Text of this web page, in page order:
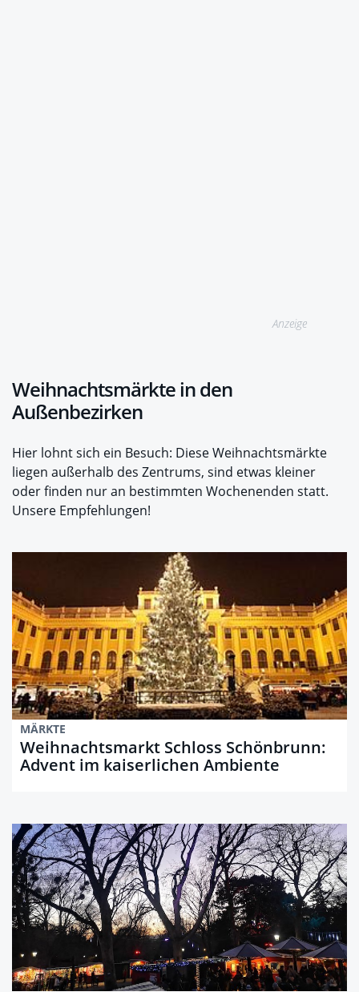
Anzeige
Weihnachtsmärkte in den
Außenbezirken
Hier lohnt sich ein Besuch: Diese Weihnachtsmärkte
liegen außerhalb des Zentrums, sind etwas kleiner
oder finden nur an bestimmten Wochenenden statt.
Unsere Empfehlungen!
MÄRKTE
Weihnachtsmarkt Schloss Schönbrunn:
Advent im kaiserlichen Ambiente